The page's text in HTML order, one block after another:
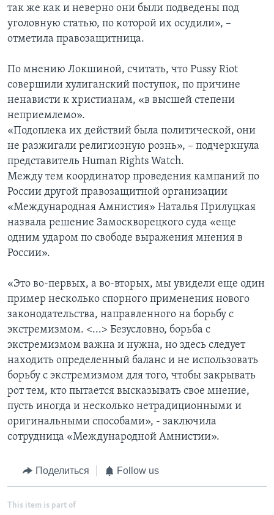
так же как и неверно они были подведены под
уголовную статью, по которой их осудили», –
отметила правозащитница.
По мнению Локшиной, считать, что Pussy Riot
совершили хулиганский поступок, по причине
ненависти к христианам, «в высшей степени
неприемлемо».
«Подоплека их действий была политической, они
не разжигали религиозную рознь», – подчеркнула
представитель Human Rights Watch.
Между тем координатор проведения кампаний по
России другой правозащитной организации
«Международная Амнистия» Наталья Прилуцкая
назвала решение Замоскворецкого суда «еще
одним ударом по свободе выражения мнения в
России».
«Это во-первых, а во-вторых, мы увидели еще один
пример несколько спорного применения нового
законодательства, направленного на борьбу с
экстремизмом. <...> Безусловно, борьба с
экстремизмом важна и нужна, но здесь следует
находить определенный баланс и не использовать
борьбу с экстремизмом для того, чтобы закрывать
рот тем, кто пытается высказывать свое мнение,
пусть иногда и несколько нетрадиционными и
оригинальными способами», - заключила
сотрудница «Международной Амнистии».
Поделиться Follow us
This item is part of